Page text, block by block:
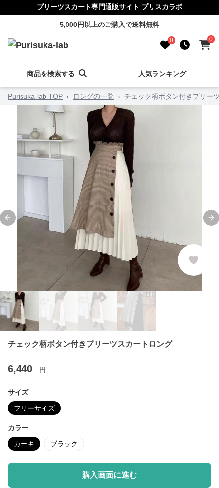
プリーツスカート専門通販サイト プリスカラボ
5,000円以上のご購入で送料無料
0 0
商品を検索する 人気ランキング
Purisuka-lab TOP › ロングの一覧 › チェック柄ボタン付きプリー
Previous slide
チェック柄ボタン付きプリーツスカートロング
6,440 円
サイズ
フリーサイズ
カラー
カーキ ブラック
購入画面に進む